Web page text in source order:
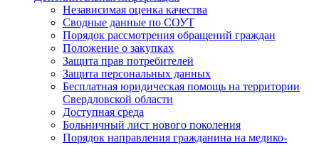
Независимая оценка качества
Сводные данные по СОУТ
Порядок рассмотрения обращений граждан
Положение о закупках
Защита прав потребителей
Защита персональных данных
Бесплатная юридическая помощь на территории
Свердловской области
Доступная среда
Больничный лист нового поколения
Порядок направления гражданина на медико-